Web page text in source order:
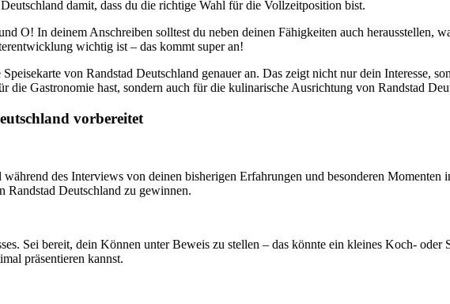
damit, dass du die richtige Wahl für die Vollzeitposition bist.
O! In deinem Anschreiben solltest du neben deinen Fähigkeiten auch herausstellen,
wichtig ist – das kommt super an!
von Randstad Deutschland genauer an. Das zeigt nicht nur dein Interesse,
die Gastronomie hast, sondern auch für die kulinarische Ausrichtung von Randstad
vorbereitet
des Interviews von deinen bisherigen Erfahrungen und besonderen Momenten
Deutschland zu gewinnen.
Sei bereit, dein Können unter Beweis zu stellen – das könnte ein kleines Koch-
präsentieren kannst.